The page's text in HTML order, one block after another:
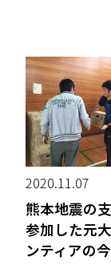
2020.11.07
熊本地震の
参加した元
ンティアの今